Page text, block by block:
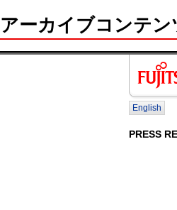
アーカイブコンテン
English
PRESS